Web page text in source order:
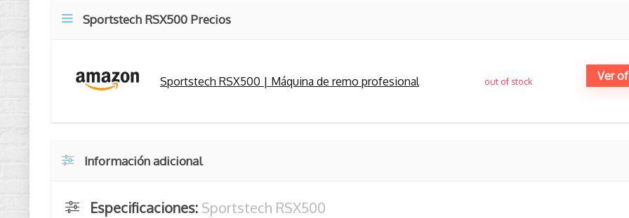
Sportstech RSX500 Precios
Sportstech RSX500 | Máquina de remo profesional out of stock Ver
Información adicional
Especificaciones: Sportstech RSX500